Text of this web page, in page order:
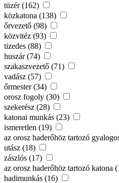
tüzér (162)
közkatona (138)
őrvezető (98)
közvitéz (93)
tizedes (88)
huszár (74)
szakaszvezető (71)
vadász (57)
őrmester (34)
orosz fogoly (30)
szekerész (28)
katonai munkás (23)
ismeretlen (19)
az orosz haderőhöz tartozó
utász (18)
zászlós (17)
az orosz haderőhöz tartozó katona
hadimunkás (16)